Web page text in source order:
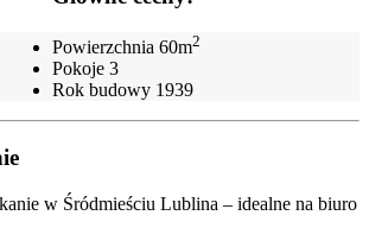
Powierzchnia 60m2
Pokoje 3
Rok budowy 1939
w Śródmieściu Lublina – idealne na biuro